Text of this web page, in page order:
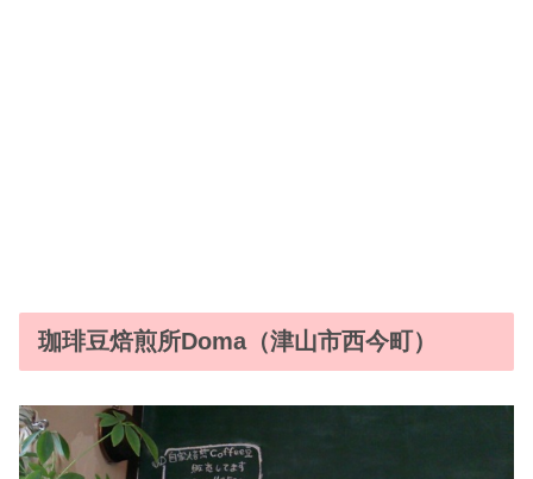
珈琲豆焙煎所Doma（津山市西今町）